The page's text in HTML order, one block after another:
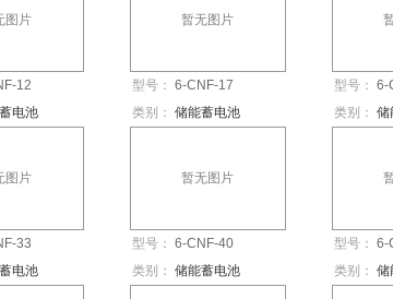
图片
12
电池
暂无图片
型号： 6-CNF-17
类别： 储能蓄电池
型号： 6-
类别： 储
图片
33
电池
暂无图片
型号： 6-CNF-40
类别： 储能蓄电池
型号： 6-
类别： 储